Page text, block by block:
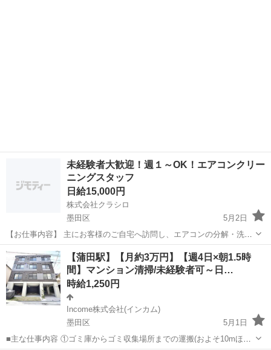
未経験者大歓迎！週１～OK！エアコンクリー
ニングスタッフ
日給15,000円
株式会社クラシロ
墨田区
5月2日
【お仕事内容】 主にお客様のご自宅へ訪問し、エアコンの分解・洗浄
作業を行っていただきます！ 具体的な業務内容は以下の通りです。 ・
エアコンの動作確認 ・本体カバーやフィルターの取り外し ・専用機材
を使用...
東京 墨田区 その他 エアコンクリーニングスタッフ
【蒲田駅】【月約3万円】【週4日×朝1.5時
間】マンション清掃/未経験者可～日…
時給1,250円
Income株式会社(インカム)
墨田区
5月1日
■主な仕事内容 ①ゴミ庫からゴミ収集場所までの運搬(およそ10mほど